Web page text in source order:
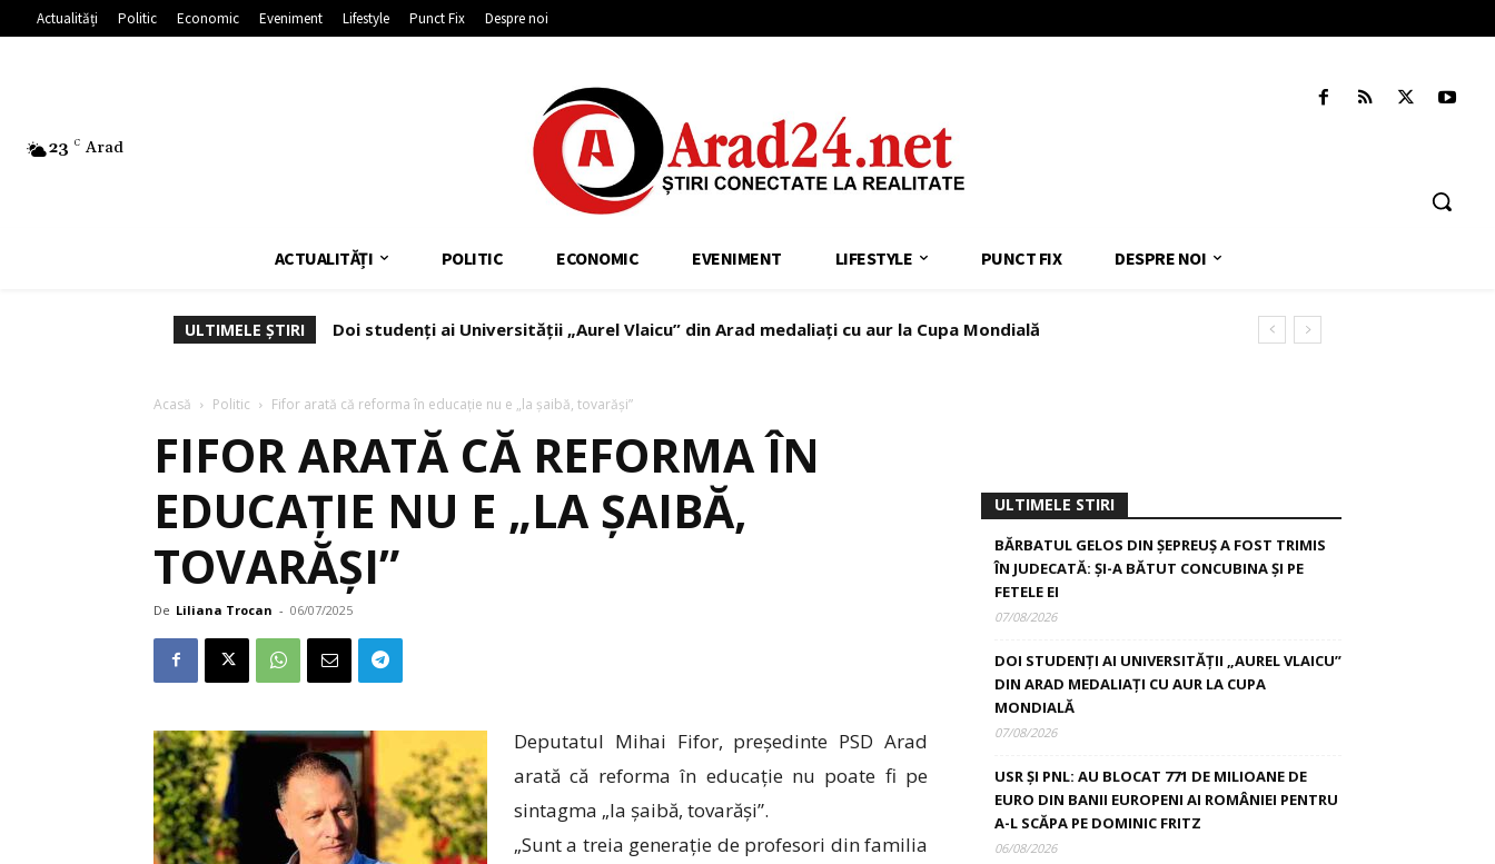
Actualități Politic Economic Eveniment Lifestyle Punct Fix Despre noi
23 C Arad
ACTUALITĂȚI POLITIC ECONOMIC EVENIMENT LIFESTYLE PUNCT FIX DESPRE NOI
ULTIMELE ȘTIRI Doi studenți ai Universității „Aurel Vlaicu” din Arad medaliați cu aur la Cupa Mondială
Acasă Politic Fifor arată că reforma în educație nu e „la șaibă, tovarăși”
FIFOR ARATĂ CĂ REFORMA ÎN
EDUCAȚIE NU E „LA ȘAIBĂ,
TOVARĂȘI”
De Liliana Trocan - 06/07/2025
Deputatul Mihai Fifor, președinte PSD Arad
arată că reforma în educație nu poate fi pe
sintagma „la șaibă, tovarăși”.
„Sunt a treia generație de profesori din familia
ULTIMELE STIRI
BĂRBATUL GELOS DIN ȘEPREUȘ A FOST TRIMIS
ÎN JUDECATĂ: ȘI-A BĂTUT CONCUBINA ȘI PE
FETELE EI
07/08/2026
DOI STUDENȚI AI UNIVERSITĂȚII „AUREL VLAICU”
DIN ARAD MEDALIAȚI CU AUR LA CUPA
MONDIALĂ
07/08/2026
USR ȘI PNL: AU BLOCAT 771 DE MILIOANE DE
EURO DIN BANII EUROPENI AI ROMÂNIEI PENTRU
A-L SCĂPA PE DOMINIC FRITZ
06/08/2026